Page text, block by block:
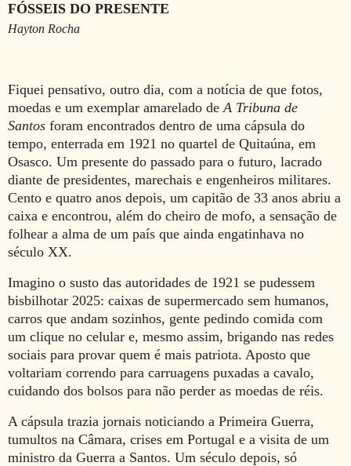
FÓSSEIS DO PRESENTE
Hayton Rocha
Fiquei pensativo, outro dia, com a notícia de que fotos,
moedas e um exemplar amarelado de A Tribuna de
Santos foram encontrados dentro de uma cápsula do
tempo, enterrada em 1921 no quartel de Quitaúna, em
Osasco. Um presente do passado para o futuro, lacrado
diante de presidentes, marechais e engenheiros militares.
Cento e quatro anos depois, um capitão de 33 anos abriu a
caixa e encontrou, além do cheiro de mofo, a sensação de
folhear a alma de um país que ainda engatinhava no
século XX.
Imagino o susto das autoridades de 1921 se pudessem
bisbilhotar 2025: caixas de supermercado sem humanos,
carros que andam sozinhos, gente pedindo comida com
um clique no celular e, mesmo assim, brigando nas redes
sociais para provar quem é mais patriota. Aposto que
voltariam correndo para carruagens puxadas a cavalo,
cuidando dos bolsos para não perder as moedas de réis.
A cápsula trazia jornais noticiando a Primeira Guerra,
tumultos na Câmara, crises em Portugal e a visita de um
ministro da Guerra a Santos. Um século depois, só